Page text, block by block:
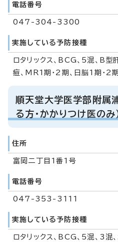
電話番号
047-304-3300
実施している予防接種
ロタリックス、BCG、5混、B
痘、MR1期・2期、日脳1期・2
順天堂大学医学部附属
る方・かかりつけ医のみ
住所
富岡二丁目1番1号
電話番号
047-353-3111
実施している予防接種
ロタリックス、BCG、5混、3混